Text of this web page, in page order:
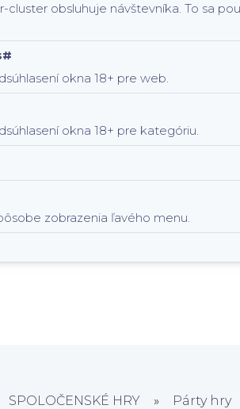
cluster obsluhuje návštevníka. To sa
okna 18+ pre web.
okna 18+ pre kategóriu.
zobrazenia ľavého menu.
SPOLOČENSKÉ HRY » Párty hry